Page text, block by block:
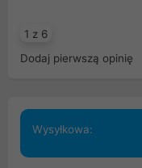
1 z 6
Dodaj pierwszą opinię
Wysyłkowa: